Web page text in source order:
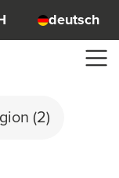
deutsch
(2)